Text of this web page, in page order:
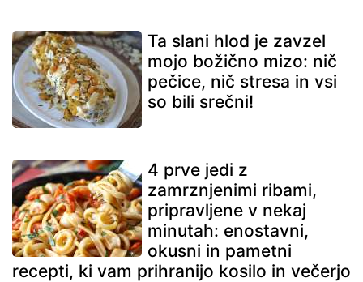
Ta slani hlod je zavzel
mojo božično mizo: nič
pečice, nič stresa in vsi
so bili srečni!
4 prve jedi z
zamrznjenimi ribami,
pripravljene v nekaj
minutah: enostavni,
okusni in pametni
recepti, ki vam prihranijo kosilo in večerjo